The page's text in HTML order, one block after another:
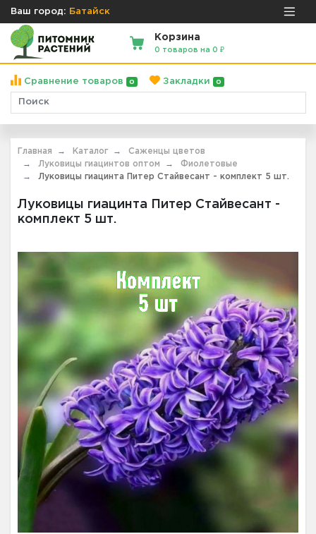
Ваш город: Батайск
Корзина
0 товаров на 0 ₽
Сравнение товаров 0 Закладки 0
Главная Каталог
Саженцы цветов
Луковицы гиацинтов оптом
Фиолетовые
Луковицы гиацинта Питер Стайвесант - комплект 5 шт.
Луковицы гиацинта Питер Стайвесант -
комплект 5 шт.